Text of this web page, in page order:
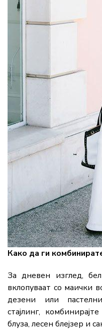
Како да ги
За дневен изглед,
вклопуваат со маички
дезени или
стајлинг,
блуза, лесен блејзер и